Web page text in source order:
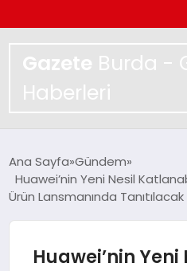
Gazete Burda -
Haberleri
SPOR
Ana Sayfa Gündem
Huawei’nin Yeni Nesil
Ürün Lansmanında Tanıtılacak
Huawei’nin Yeni